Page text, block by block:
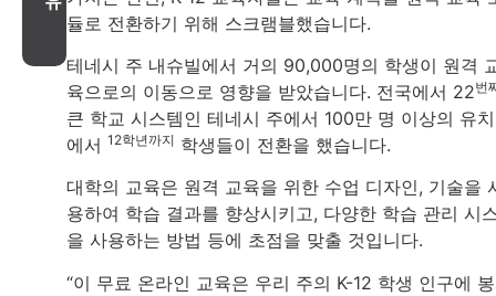
듈로 전환하기 위해 스크램블했습니다.
테네시 주 내슈빌에서 거의 90,000명의 학생이 원격
육으로의 이동으로 영향을 받았습니다. 전국에서 22번
큰 학교 시스템인 테네시 주에서 100만 명 이상의 유
에서 12학년까지 학생들이 전환을 했습니다.
대학의 교육은 원격 교육을 위한 수업 디자인, 기술을
용하여 학습 결과를 향상시키고, 다양한 학습 관리 시
을 사용하는 방법 등에 초점을 맞출 것입니다.
“이 무료 온라인 교육은 우리 주의 K-12 학생 인구에